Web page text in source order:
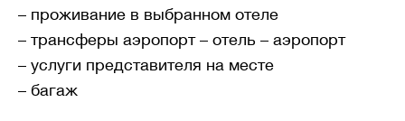
– проживание в выбранном отеле
– трансферы аэропорт – отель – аэропорт
– услуги представителя на месте
– багаж